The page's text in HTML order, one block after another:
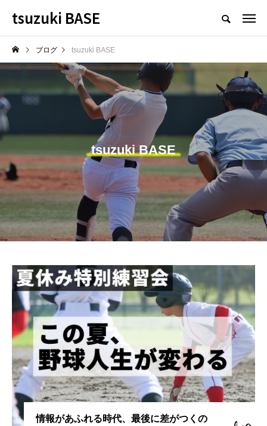
tsuzuki BASE
ブログ tsuzuki BASE
tsuzuki BASE
情報があふれる時代、最後に差がつくの